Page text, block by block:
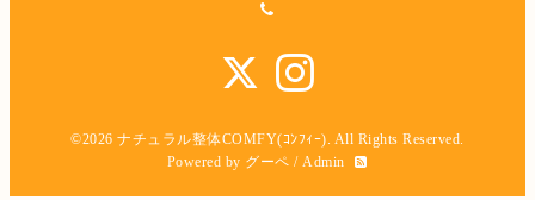
©2026ナチュラル整体COMFY(ｺﾝﾌｨｰ) . All Rights Reserved.
Powered by グーペ / Admin